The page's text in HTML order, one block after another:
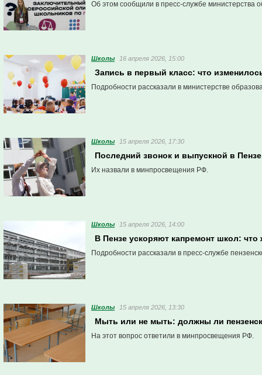
Об этом сообщили в пресс-службе министерства
Школы 16 апреля 2026, 15:00
Запись в первый класс: что
Подробности рассказали в министерстве
Школы 15 апреля 2026, 17:30
Последний звонок и выпускной в
Их назвали в минпросвещения РФ.
Школы 15 апреля 2026, 14:00
В Пензе ускоряют капремонт школ: что
Подробности рассказали в пресс-службе
Школы 15 апреля 2026, 13:30
Мыть или не мыть: должны ли
На этот вопрос ответили в минпросвещения РФ.